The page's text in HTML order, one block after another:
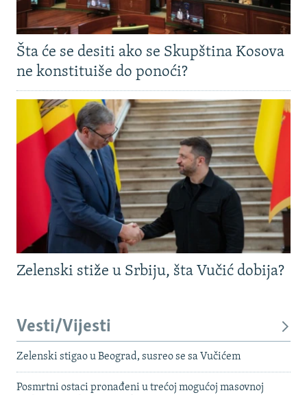
Šta će se desiti ako se Skupština Kosova
ne konstituiše do ponoći?
Zelenski stiže u Srbiju, šta Vučić dobija?
Vesti/Vijesti
Zelenski stigao u Beograd, susreo se sa Vučićem
Posmrtni ostaci pronađeni u trećoj mogućoj masovnoj